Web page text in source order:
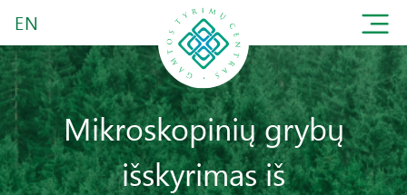
EN
Mikroskopinių grybų
išskyrimas iš